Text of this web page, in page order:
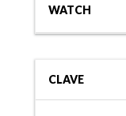
WATCH
CLAVE